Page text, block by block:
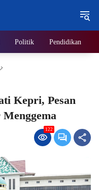
Politik Pendidikan
Kepri, Pesan
122